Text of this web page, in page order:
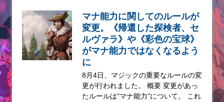
マナ能力に関してのルールが
変更。《帰還した探検者、セ
ルヴァラ》や《彩色の宝球》
がマナ能力ではなくなるよう
に
8月4日、マジックの重要なルールの変
更が行われました。 概要 変更があっ
たルールは"マナ能力"について。 これ